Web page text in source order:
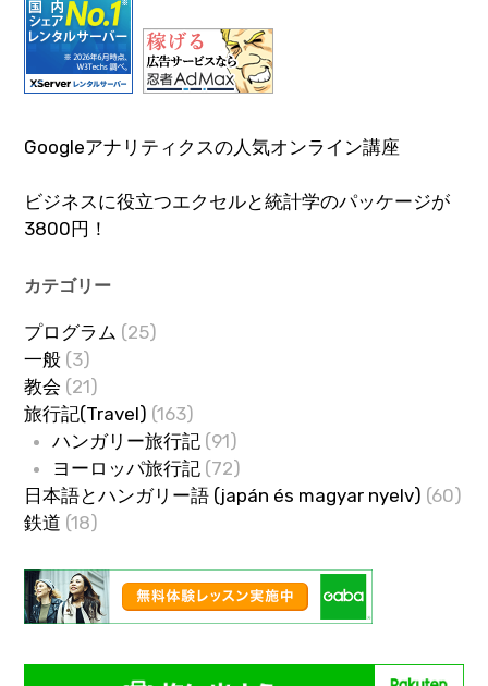
Googleアナリティクスの人気オンライン講座
ビジネスに役立つエクセルと統計学のパッケージが
3800円！
カテゴリー
プログラム (25)
一般 (3)
教会 (21)
旅行記(Travel) (163)
ハンガリー旅行記(91)
ヨーロッパ旅行記(72)
日本語とハンガリー語 (japán és magyar nyelv) (60)
鉄道 (18)